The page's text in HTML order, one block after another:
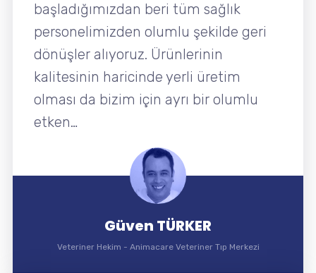
başladığımızdan beri tüm sağlık
personelimizden olumlu şekilde geri
dönüşler alıyoruz. Ürünlerinin
kalitesinin haricinde yerli üretim
olması da bizim için ayrı bir olumlu
etken…
Güven TÜRKER
Veteriner Hekim - Animacare Veteriner Tıp Merkezi